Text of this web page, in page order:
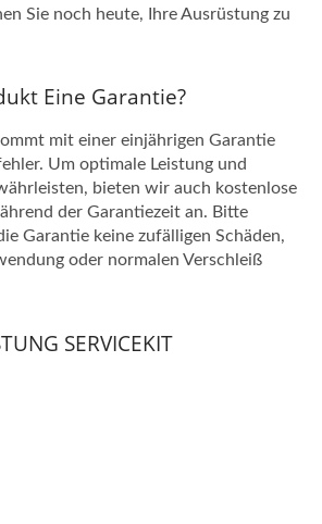
Sie noch heute, Ihre Ausrüstung zu
Eine Garantie?
mit einer einjährigen Garantie
Um optimale Leistung und
bieten wir auch kostenlose
der Garantiezeit an. Bitte
Garantie keine zufälligen Schäden,
oder normalen Verschleiß
SERVICEKIT